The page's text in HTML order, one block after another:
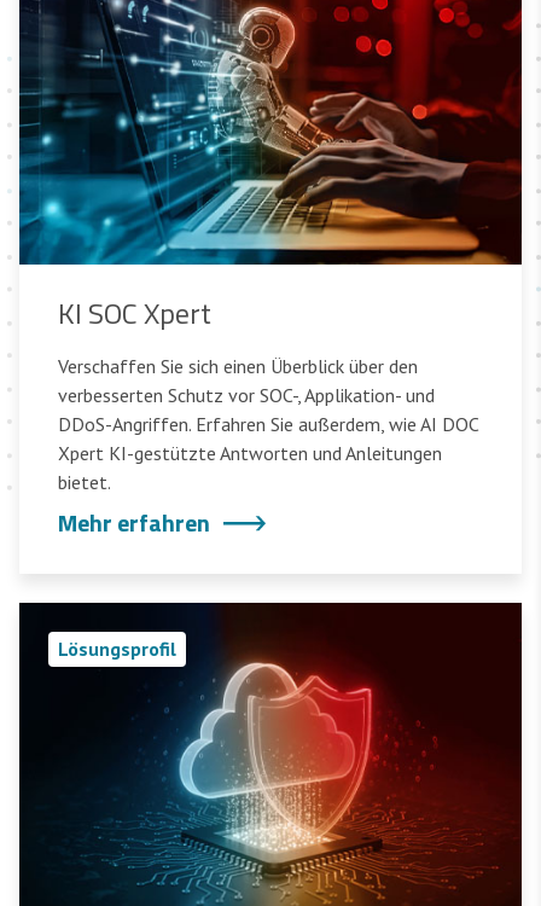
KI SOC Xpert
Verschaffen Sie sich einen Überblick über den
verbesserten Schutz vor SOC-, Applikation- und
DDoS-Angriffen. Erfahren Sie außerdem, wie AI DOC
Xpert KI-gestützte Antworten und Anleitungen
bietet.
Mehr erfahren
Lösungsprofil